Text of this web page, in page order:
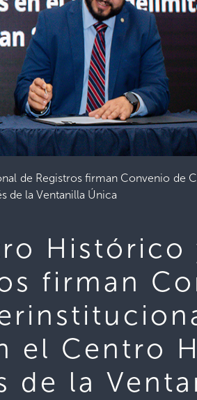
de Registros firman Convenio de
de la Ventanilla Única
Histórico
firman
el Centro
de la